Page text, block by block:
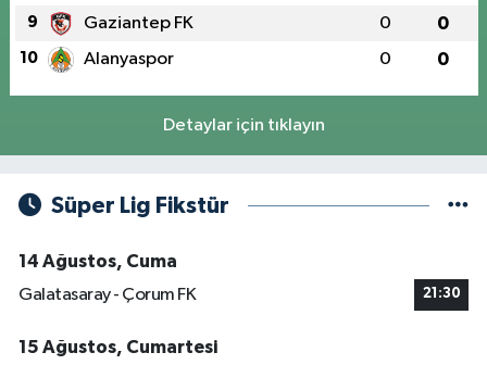
9 Gaziantep FK 0 0
10 Alanyaspor 0 0
Detaylar için tıklayın
Süper Lig Fikstür
14 Ağustos, Cuma
Galatasaray - Çorum FK
21:30
15 Ağustos, Cumartesi